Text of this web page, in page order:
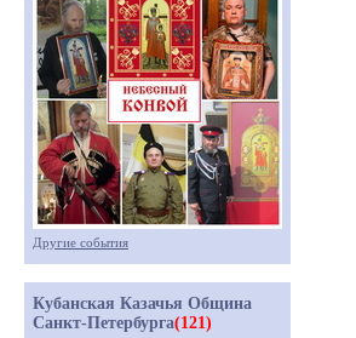
Другие события
Кубанская Казачья Община
Санкт-Петербурга(121)